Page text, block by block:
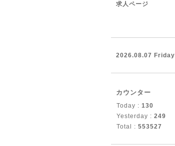
求人ページ
2026.08.07 Friday
カウンター
Today : 130
Yesterday : 249
Total : 553527